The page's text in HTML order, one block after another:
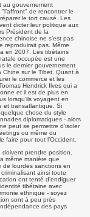
au gouvernement
de rencontrer le
le tort causé. Les
dicter leur politique aux
Président de la
chinoise ne s’est pas
reproduirait pas. Même
en 2007. Les tibétains
occupée est une
le dernier gouvernement
Chine sur le Tibet. Quant à
le commerce et les
Hendrick Ilves qui a
et il est de plus en
lorsqu’ils voyagent en
et transatlantique. Si
chose du style
diplomatiques - alors
peut se permettre d’isoler
ou même du
faire pour tout l’Occident.
prendre position.
même manière que
de lourdes sanctions en
ainsi toute
ont tenté d’endiguer
tibétaine avec
ethnique - soyez
sont à peu près
des pays